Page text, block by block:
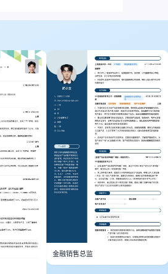
金融销售总监